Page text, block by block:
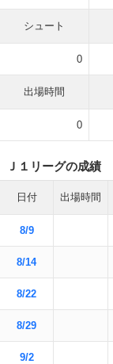
シュート
0
出場時間
0
Ｊ１リーグの成績
日付 出場時間
8/9
8/14
8/22
8/29
9/2